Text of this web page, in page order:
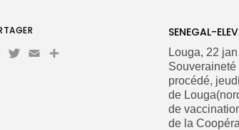
SENEGAL-
Louga, 22
Souveraineté
procédé,
de
de
de la
Twitter
EmailPartager